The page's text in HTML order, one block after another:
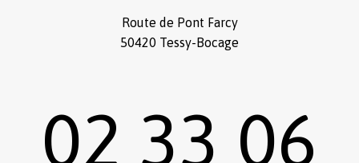
Route de Pont Farcy
50420 Tessy-Bocage
02 33 06